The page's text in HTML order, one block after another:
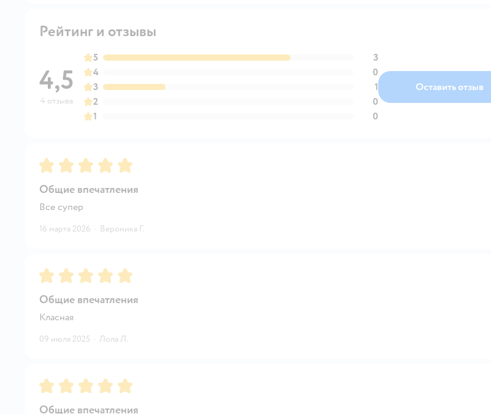
Рейтинг и отзывы
4,5
4 отзыва
5
3
4
0
3
1
2
0
1
0
Оставить отзыв
Рейтинг:5
Общие впечатления
Все супер
16 марта 2026 · Вероника Г.
Рейтинг:5
Общие впечатления
Класная
09 июля 2025 · Лола Л.
Рейтинг:5
Общие впечатления